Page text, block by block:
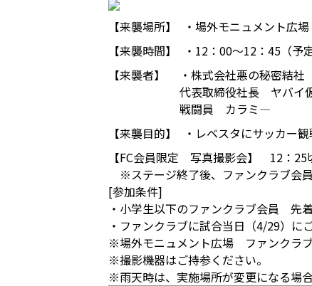
【来襲場所】
・場外モニュメント広
【来襲時間】
・12：00～12：45（予定
【来襲者】
・株式会社悪の秘密結社
代表取締役社長 ヤバイ
戦闘員 カラミ―
【来襲目的】
・レベスタにサッカー
【FC会員限定 写真撮影会】 12：25
※ステージ終了後、ファンクラブ会
[参加条件]
・小学生以下のファンクラブ会員 先
・ファンクラブに試合当日（4/29）
※場外モニュメント広場 ファンクラブ
※撮影機器はご持参ください。
※雨天時は、実施場所が変更になる場